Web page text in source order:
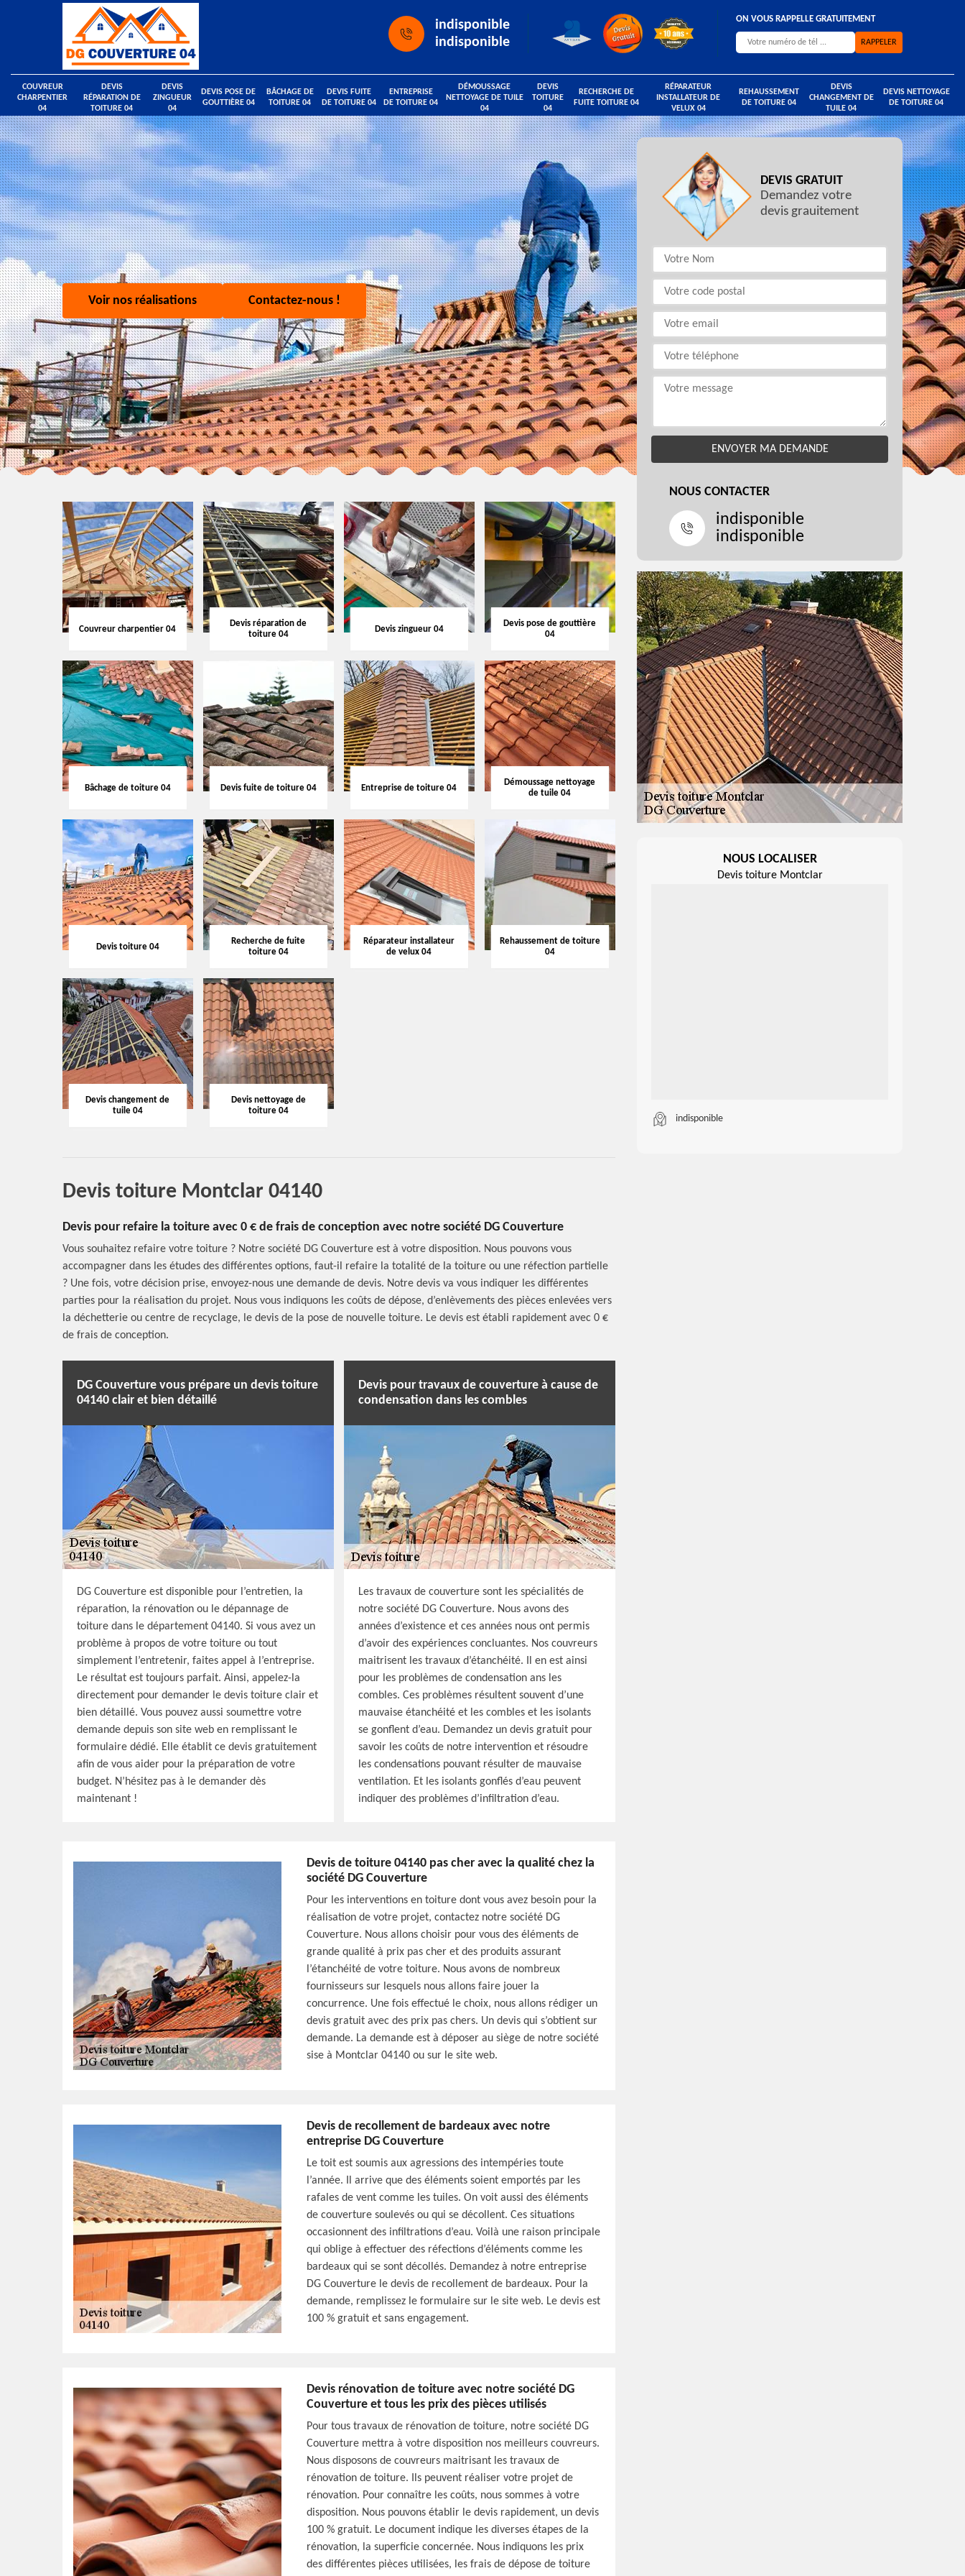
indisponible
indisponible
ON VOUS RAPPELLE GRATUITEMENT
COUVREUR
CHARPENTIER
04
DEVIS
RÉPARATION DE
TOITURE 04
DEVIS
ZINGUEUR
04
DEVIS POSE DE
GOUTTIÈRE 04
BÂCHAGE DE
TOITURE 04
DEVIS FUITE
DE TOITURE 04
ENTREPRISE
DE TOITURE 04
DÉMOUSSAGE
NETTOYAGE DE TUILE
04
DEVIS
TOITURE
04
RECHERCHE DE
FUITE TOITURE 04
RÉPARATEUR
INSTALLATEUR DE
VELUX 04
REHAUSSEMENT
DE TOITURE 04
DEVIS
CHANGEMENT DE
TUILE 04
DEVIS NETTOYAGE
DE TOITURE 04
Voir nos réalisations Contactez-nous !
Couvreur charpentier 04
Devis réparation de
toiture 04
Devis zingueur 04
Devis pose de gouttière
04
Bâchage de toiture 04 Devis fuite de toiture 04 Entreprise de toiture 04
Démoussage nettoyage
de tuile 04
Devis toiture 04
Recherche de fuite
toiture 04
Réparateur installateur
de velux 04
Rehaussement de toiture
04
Devis changement de
tuile 04
Devis nettoyage de
toiture 04
Devis toiture Montclar 04140
Devis pour refaire la toiture avec 0 € de frais de conception avec notre société DG Couverture
Vous souhaitez refaire votre toiture ? Notre société DG Couverture est à votre disposition. Nous pouvons vous
accompagner dans les études des différentes options, faut-il refaire la totalité de la toiture ou une réfection partielle
? Une fois, votre décision prise, envoyez-nous une demande de devis. Notre devis va vous indiquer les différentes
parties pour la réalisation du projet. Nous vous indiquons les coûts de dépose, d’enlèvements des pièces enlevées vers
la déchetterie ou centre de recyclage, le devis de la pose de nouvelle toiture. Le devis est établi rapidement avec 0 €
de frais de conception.
DG Couverture vous prépare un devis toiture
04140 clair et bien détaillé
DG Couverture est disponible pour l’entretien, la
réparation, la rénovation ou le dépannage de
toiture dans le département 04140. Si vous avez un
problème à propos de votre toiture ou tout
simplement l’entretenir, faites appel à l’entreprise.
Le résultat est toujours parfait. Ainsi, appelez-la
directement pour demander le devis toiture clair et
bien détaillé. Vous pouvez aussi soumettre votre
demande depuis son site web en remplissant le
formulaire dédié. Elle établit ce devis gratuitement
afin de vous aider pour la préparation de votre
budget. N’hésitez pas à le demander dès
maintenant !
Devis pour travaux de couverture à cause de
condensation dans les combles
Les travaux de couverture sont les spécialités de
notre société DG Couverture. Nous avons des
années d’existence et ces années nous ont permis
d’avoir des expériences concluantes. Nos couvreurs
maitrisent les travaux d’étanchéité. Il en est ainsi
pour les problèmes de condensation ans les
combles. Ces problèmes résultent souvent d’une
mauvaise étanchéité et les combles et les isolants
se gonflent d’eau. Demandez un devis gratuit pour
savoir les coûts de notre intervention et résoudre
les condensations pouvant résulter de mauvaise
ventilation. Et les isolants gonflés d’eau peuvent
indiquer des problèmes d’infiltration d’eau.
Devis de toiture 04140 pas cher avec la qualité chez la
société DG Couverture
Pour les interventions en toiture dont vous avez besoin pour la
réalisation de votre projet, contactez notre société DG
Couverture. Nous allons choisir pour vous des éléments de
grande qualité à prix pas cher et des produits assurant
l’étanchéité de votre toiture. Nous avons de nombreux
fournisseurs sur lesquels nous allons faire jouer la
concurrence. Une fois effectué le choix, nous allons rédiger un
devis gratuit avec des prix pas chers. Un devis qui s’obtient sur
demande. La demande est à déposer au siège de notre société
sise à Montclar 04140 ou sur le site web.
Devis de recollement de bardeaux avec notre
entreprise DG Couverture
Le toit est soumis aux agressions des intempéries toute
l’année. Il arrive que des éléments soient emportés par les
rafales de vent comme les tuiles. On voit aussi des éléments
de couverture soulevés ou qui se décollent. Ces situations
occasionnent des infiltrations d’eau. Voilà une raison principale
qui oblige à effectuer des réfections d’éléments comme les
bardeaux qui se sont décollés. Demandez à notre entreprise
DG Couverture le devis de recollement de bardeaux. Pour la
demande, remplissez le formulaire sur le site web. Le devis est
100 % gratuit et sans engagement.
Devis rénovation de toiture avec notre société DG
Couverture et tous les prix des pièces utilisés
Pour tous travaux de rénovation de toiture, notre société DG
Couverture mettra à votre disposition nos meilleurs couvreurs.
Nous disposons de couvreurs maitrisant les travaux de
rénovation de toiture. Ils peuvent réaliser votre projet de
rénovation. Pour connaître les coûts, nous sommes à votre
disposition. Nous pouvons établir le devis rapidement, un devis
100 % gratuit. Le document indique les diverses étapes de la
rénovation, la superficie concernée. Nous indiquons les prix
des différentes pièces utilisées, les frais de dépose de toiture
DEVIS GRATUIT
Demandez votre
devis grauitement
NOUS CONTACTER
indisponible
indisponible
NOUS LOCALISER
Devis toiture Montclar
indisponible